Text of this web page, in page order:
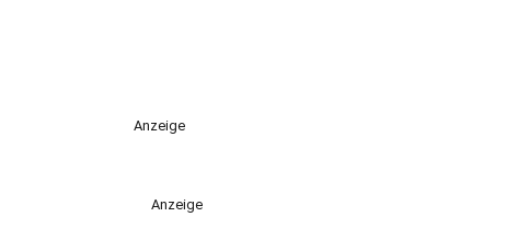
Anzeige
Anzeige